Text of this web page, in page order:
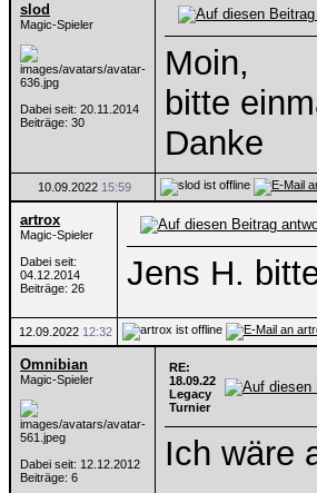
slod
Magic-Spieler
Dabei seit: 20.11.2014
Beiträge: 30
Moin,
bitte
Danke
10.09.2022 15:59
artrox
Magic-Spieler
Dabei seit:
04.12.2014
Beiträge: 26
Jens H.
12.09.2022 12:32
Omnibian
Magic-Spieler
Dabei seit: 12.12.2012
Beiträge: 6
RE:
18.09.22
Legacy
Turnier
Ich wäre